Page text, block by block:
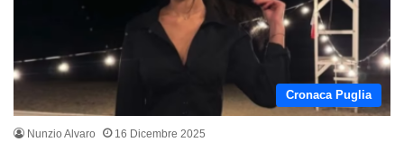
Cronaca Puglia
Nunzio Alvaro 16 Dicembre 2025